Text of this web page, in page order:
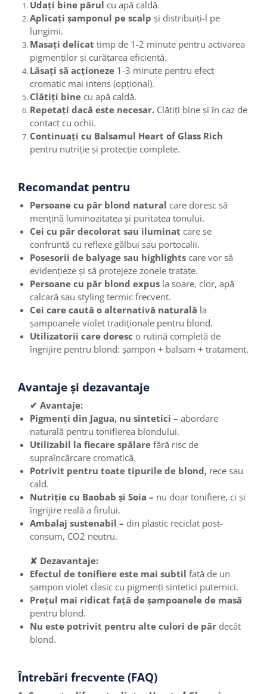
Udați bine părul cu apă caldă.
Aplicați șamponul pe scalp și distribuiți-l pe
lungimi.
Masați delicat timp de 1-2 minute pentru activarea
pigmenților și curățarea eficientă.
Lăsați să acționeze 1-3 minute pentru efect
cromatic mai intens (opțional).
Clătiți bine cu apă caldă.
Repetați dacă este necesar. Clătiți bine și în caz de
contact cu ochii.
Continuați cu Balsamul Heart of Glass Rich
pentru nutriție și protecție complete.
Recomandat pentru
Persoane cu păr blond natural care doresc să
mențină luminozitatea și puritatea tonului.
Cei cu păr decolorat sau iluminat care se
confruntă cu reflexe gălbui sau portocalii.
Posesorii de balyage sau highlights care vor să
evidențieze și să protejeze zonele tratate.
Persoane cu păr blond expus la soare, clor, apă
calcară sau styling termic frecvent.
Cei care caută o alternativă naturală la
șampoanele violet tradiționale pentru blond.
Utilizatorii care doresc o rutină completă de
îngrijire pentru blond: șampon + balsam + tratament.
Avantaje și dezavantaje
✔ Avantaje:
Pigmenți din Jagua, nu sintetici – abordare
naturală pentru tonifierea blondului.
Utilizabil la fiecare spălare fără risc de
supraîncărcare cromatică.
Potrivit pentru toate tipurile de blond, rece sau
cald.
Nutriție cu Baobab și Soia – nu doar tonifiere, ci și
îngrijire reală a firului.
Ambalaj sustenabil – din plastic reciclat post-
consum, CO2 neutru.
✘ Dezavantaje:
Efectul de tonifiere este mai subtil față de un
șampon violet clasic cu pigmenți sintetici puternici.
Prețul mai ridicat față de șampoanele de masă
pentru blond.
Nu este potrivit pentru alte culori de păr decât
blond.
Întrebări frecvente (FAQ)